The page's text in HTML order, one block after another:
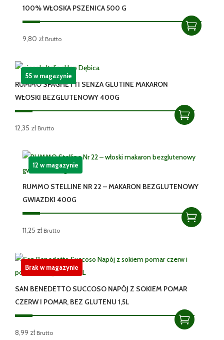
100% WŁOSKA PSZENICA 500 G
9,80 zł Brutto
RUMMO SPAGHETTI SENZA GLUTINE MAKARON
WŁOSKI BEZGLUTENOWY 400G
12,35 zł Brutto
55 w magazynie
RUMMO STELLINE NR 22 – MAKARON BEZGLUTENOWY
GWIAZDKI 400G
11,25 zł Brutto
12 w magazynie
SAN BENEDETTO SUCCOSO NAPÓJ Z SOKIEM POMAR
CZERW I POMAR, BEZ GLUTENU 1,5L
8,99 zł Brutto
Brak w magazynie